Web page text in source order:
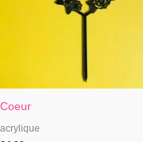
Coeur
acrylique